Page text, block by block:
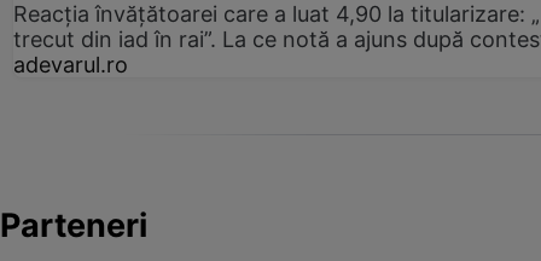
Reacția învățătoarei care a luat 4,90 la titularizare:
trecut din iad în rai”. La ce notă a ajuns după
adevarul.ro
Parteneri